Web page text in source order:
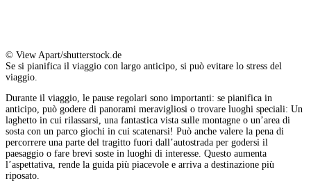
© View Apart/shutterstock.de
Se si pianifica il viaggio con largo anticipo, si può evitare lo stress del
viaggio.
Durante il viaggio, le pause regolari sono importanti: se pianifica in
anticipo, può godere di panorami meravigliosi o trovare luoghi speciali: Un
laghetto in cui rilassarsi, una fantastica vista sulle montagne o un’area di
sosta con un parco giochi in cui scatenarsi! Può anche valere la pena di
percorrere una parte del tragitto fuori dall’autostrada per godersi il
paesaggio o fare brevi soste in luoghi di interesse. Questo aumenta
l’aspettativa, rende la guida più piacevole e arriva a destinazione più
riposato.